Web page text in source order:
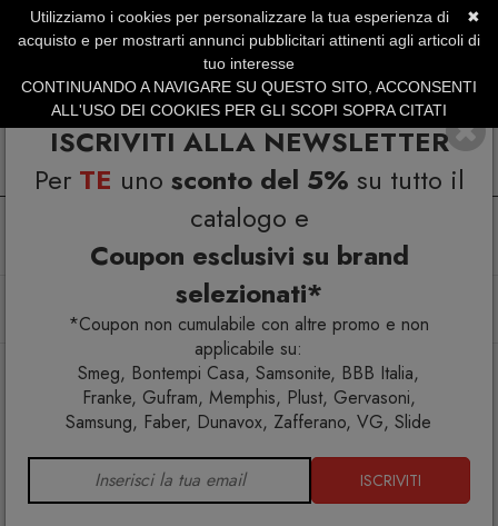
ISCRIVITI ALLA NEWSLETTER
Per TE uno sconto del 5% su tutto il
catalogo e
Coupon esclusivi su brand
selezionati*
*Coupon non cumulabile con altre promo e non
applicabile su:
Smeg, Bontempi Casa, Samsonite, BBB Italia,
Franke, Gufram, Memphis, Plust, Gervasoni,
Samsung, Faber, Dunavox, Zafferano, VG, Slide
ISCRIVITI
SERVIZIO CLIENTI +39.0773.470.562
SUMMER SALES | Fino al 40% di Sconto
Illuminazione
Lampade da terra
Perlage Pt4 Ambra Lampada da terra
✖
Utilizziamo i cookies per personalizzare la tua esperienza di
acquisto e per mostrarti annunci pubblicitari attinenti agli articoli di
tuo interesse
CONTINUANDO A NAVIGARE SU QUESTO SITO, ACCONSENTI
ALL'USO DEI COOKIES PER GLI SCOPI SOPRA CITATI